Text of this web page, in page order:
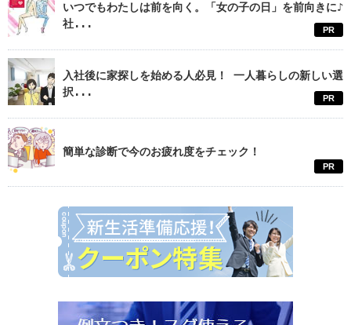
いつでもわたしは前を向く。「女の子の日」を前向きに♪
社...
PR
入社後に家探しを始める人必見！ 一人暮らしの新しい選
択...
PR
簡単な診断で今のお疲れ度をチェック！
PR